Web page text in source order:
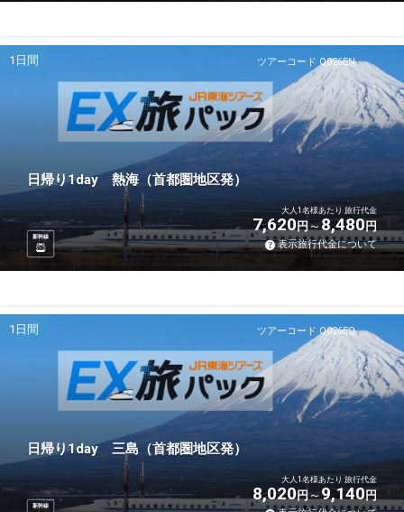
ツアーコード Q026EN
1日間
日帰り1day 熱海（首都圏地区発）
新幹線
大人1名様あたり 旅行代金
7,620円 8,480円
表示旅行代金について
ツアーコード Q026EQ
1日間
日帰り1day 三島（首都圏地区発）
新幹線
大人1名様あたり 旅行代金
8,020円 9,140円